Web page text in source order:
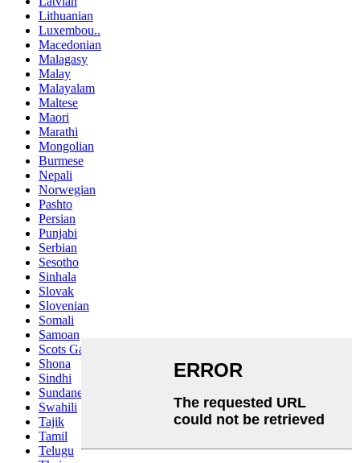
Lithuanian
Luxembou..
Macedonian
Malagasy
Malay
Malayalam
Maltese
Maori
Marathi
Mongolian
Burmese
Nepali
Norwegian
Pashto
Persian
Punjabi
Serbian
Sesotho
Sinhala
Slovak
Slovenian
Somali
Samoan
Scots Gaelic
Shona
Sindhi
Sundanese
Swahili
Tajik
Tamil
Telugu